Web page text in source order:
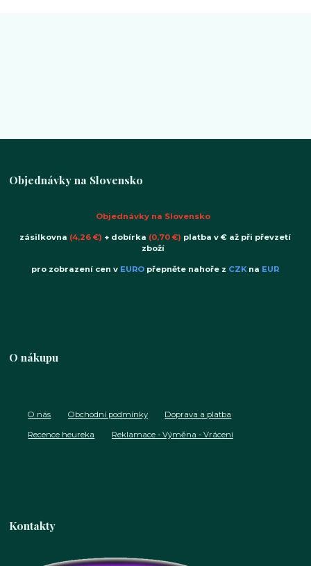
Objednávky na Slovensko
Objednávky na Slovensko
zásilkovna (4,26 €) + dobírka (0,70 €) platba v € až při převzetí
zboží
pro zobrazení cen v EURO přepněte nahoře z CZK na EUR
O nákupu
O nás Obchodní podmínky Doprava a platba
Recence heureka Reklamace - Výměna - Vrácení
Kontakty